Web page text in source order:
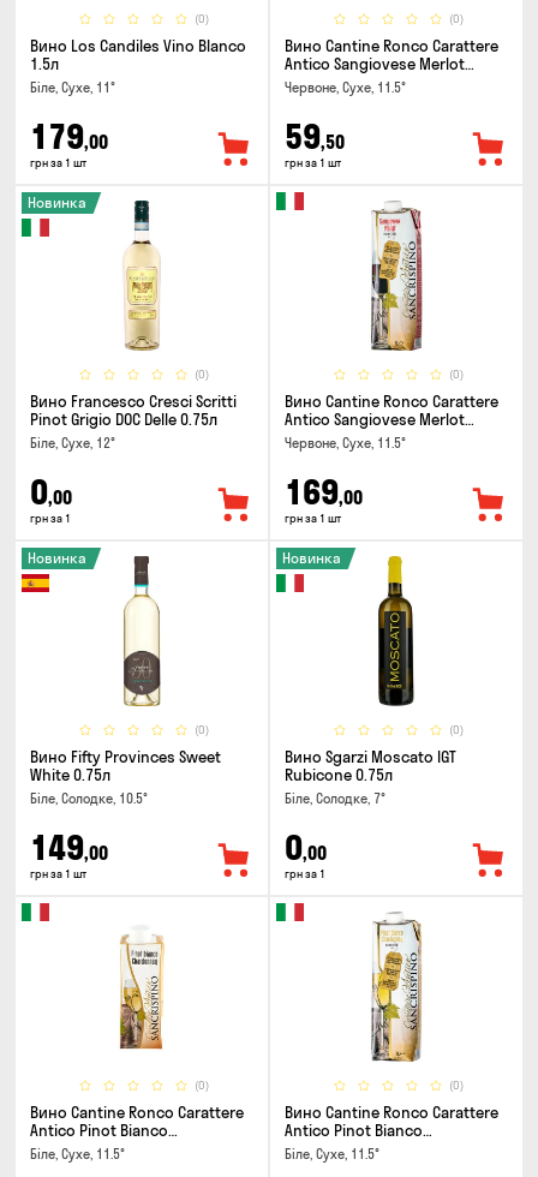
(0)
Вино Los Candiles Vino Blanco
1.5л
Біле, Сухе, 11°
179,00
грн за 1 шт
(0)
Вино Cantine Ronco Carattere
Antico Sangiovese Merlot
Rubicone IGT 0.25л
Червоне, Сухе, 11.5°
59,50
грн за 1 шт
(0)
Новинка
Вино Francesco Cresci Scritti
Pinot Grigio DOC Delle 0.75л
Біле, Сухе, 12°
0,00
грн за 1
(0)
Вино Cantine Ronco Carattere
Antico Sangiovese Merlot
Rubicone IGT 1л
Червоне, Сухе, 11.5°
169,00
грн за 1 шт
(0)
Новинка
Вино Fifty Provinces Sweet
White 0.75л
Біле, Солодке, 10.5°
149,00
грн за 1 шт
(0)
Новинка
Вино Sgarzi Moscato IGT
Rubicone 0.75л
Біле, Солодке, 7°
0,00
грн за 1
(0)
Вино Cantine Ronco Carattere
Antico Pinot Bianco
Chardonnay Rubicone IGT 0.25л
Біле, Сухе, 11.5°
(0)
Вино Cantine Ronco Carattere
Antico Pinot Bianco
Chardonnay Rubicone IGT 1л
Біле, Сухе, 11.5°